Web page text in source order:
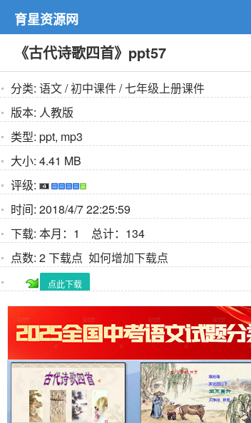
育星资源网
《古代诗歌四首》ppt57
分类: 语文/初中课件/七年级上册课件
版本: 人教版
类型: ppt, mp3
大小: 4.41 MB
评级:
时间: 2018/4/7 22:25:59
下载: 本月：1 总计：134
点数: 2 下载点 如何增加下载点
点此下载